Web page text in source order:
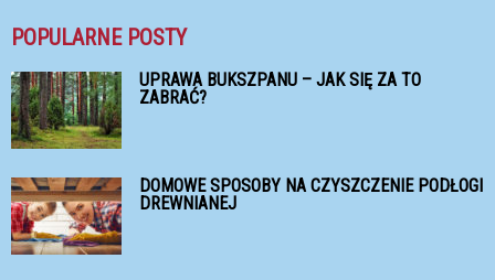
POPULARNE POSTY
UPRAWA BUKSZPANU – JAK SIĘ ZA TO
ZABRAĆ?
DOMOWE SPOSOBY NA CZYSZCZENIE PODŁOGI
DREWNIANEJ